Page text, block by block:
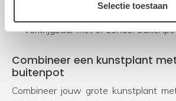
Selectie toestaan
Verkrijgbaar met of zonder
Combineer een kunstplant
buitenpot
Combineer jouw grote kunstplant